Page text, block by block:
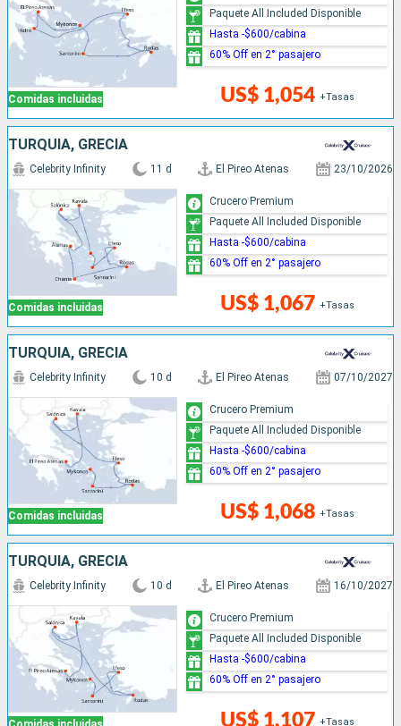
Comidas incluidas US$ 1,054 +Tasas
Paquete All Included Disponible
Hasta -$600/cabina
60% Off en 2° pasajero
TURQUÍA, GRECIA
Comidas incluidas
Celebrity Infinity 11 d El Pireo Atenas 23/10/2026
US$ 1,067 +Tasas
Crucero Premium
Paquete All Included Disponible
Hasta -$600/cabina
60% Off en 2° pasajero
TURQUÍA, GRECIA
Comidas incluidas
Celebrity Infinity 10 d El Pireo Atenas 07/10/2027
US$ 1,068 +Tasas
Crucero Premium
Paquete All Included Disponible
Hasta -$600/cabina
60% Off en 2° pasajero
TURQUÍA, GRECIA
Celebrity Infinity 10 d El Pireo Atenas 16/10/2027
US$ 1,107 +Tasas
Crucero Premium
Paquete All Included Disponible
Hasta -$600/cabina
60% Off en 2° pasajero